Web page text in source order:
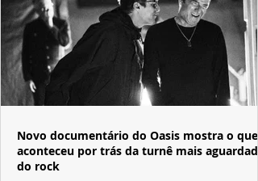
Novo documentário do Oasis mostra o que
aconteceu por trás da turnê mais aguardada
do rock